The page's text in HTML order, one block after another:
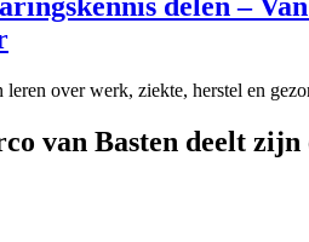
leren over werk, ziekte, herstel en
van Basten deelt